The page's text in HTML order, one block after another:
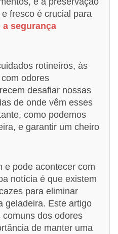
fresco é crucial para
a segurança
rotineiros, às
odores
desafiar nossas
de onde vêm esses
como podemos
e garantir um cheiro
e pode acontecer com
notícia é que existem
para eliminar
geladeira. Este artigo
dos odores
de manter uma